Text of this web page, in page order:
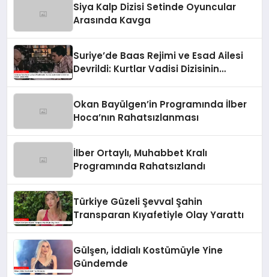
Siya Kalp Dizisi Setinde Oyuncular
Arasında Kavga
Suriye’de Baas Rejimi ve Esad Ailesi
Devrildi: Kurtlar Vadisi Dizisinin
Okan Bayülgen’in Programında İlber
Hoca’nın Rahatsızlanması
İlber Ortaylı, Muhabbet Kralı
Programında Rahatsızlandı
Türkiye Güzeli Şevval Şahin
Transparan Kıyafetiyle Olay Yarattı
Gülşen, İddialı Kostümüyle Yine
Gündemde